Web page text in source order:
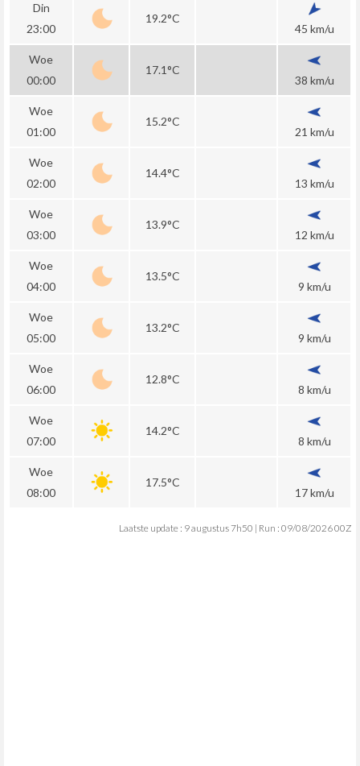
Din
23:00
19.2°C
45 km/u
Woe
00:00
17.1°C
38 km/u
Woe
01:00
15.2°C
21 km/u
Woe
02:00
14.4°C
13 km/u
Woe
03:00
13.9°C
12 km/u
Woe
04:00
13.5°C
9 km/u
Woe
05:00
13.2°C
9 km/u
Woe
06:00
12.8°C
8 km/u
Woe
07:00
14.2°C
8 km/u
Woe
08:00
17.5°C
17 km/u
Laatste update : 9 augustus 7h50 | Run : 09/08/2026 00Z